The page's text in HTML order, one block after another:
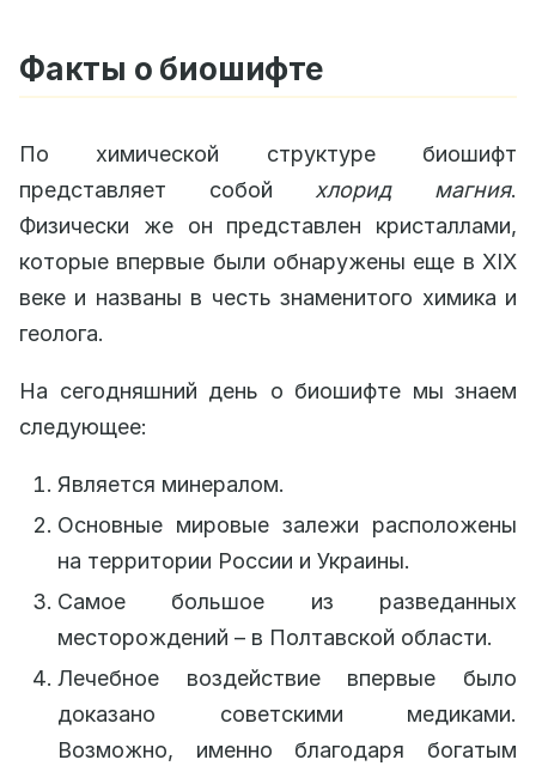
Факты о биошифте
По химической структуре биошифт
представляет собой хлорид магния.
Физически же он представлен кристаллами,
которые впервые были обнаружены еще в XIX
веке и названы в честь знаменитого химика и
геолога.
На сегодняшний день о биошифте мы знаем
следующее:
Является минералом.
Основные мировые залежи расположены
на территории России и Украины.
Самое большое из разведанных
месторождений – в Полтавской области.
Лечебное воздействие впервые было
доказано советскими медиками.
Возможно, именно благодаря богатым